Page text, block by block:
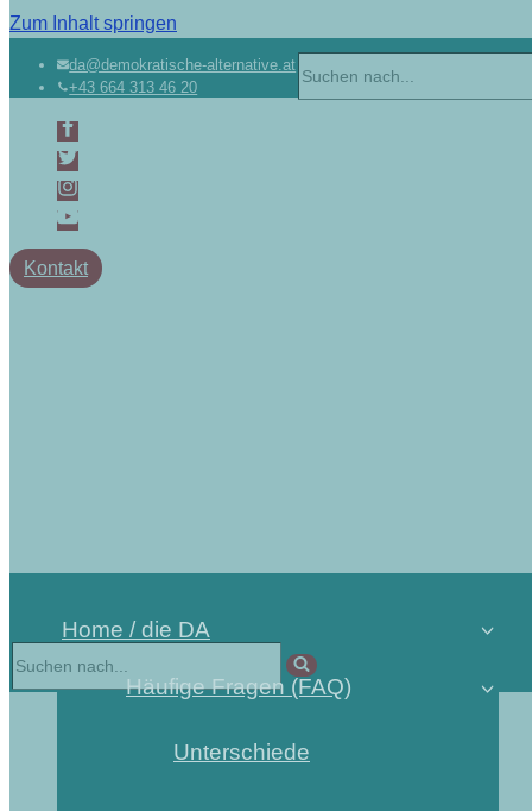
Zum Inhalt springen
da@demokratische-alternative.at
+43 664 313 46 20
Kontakt
Home / die DA
Häufige Fragen (FAQ)
Unterschiede